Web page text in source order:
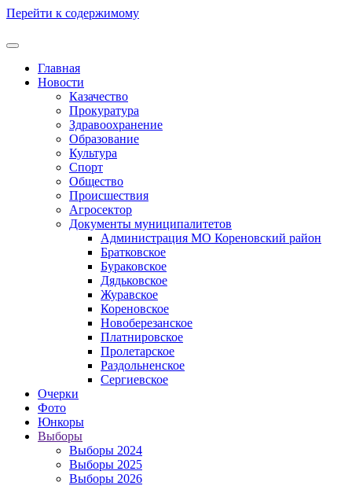
Перейти к содержимому
Главная
Новости
Казачество
Прокуратура
Здравоохранение
Образование
Культура
Спорт
Общество
Происшествия
Агросектор
Документы муниципалитетов
Администрация МО Кореновский район
Братковское
Бураковское
Дядьковское
Журавское
Кореновское
Новоберезанское
Платнировское
Пролетарское
Раздольненское
Сергиевское
Очерки
Фото
Юнкоры
Выборы
Выборы 2024
Выборы 2025
Выборы 2026